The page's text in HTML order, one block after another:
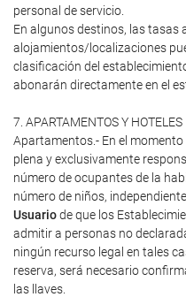
personal de servicio.
En algunos destinos, las tasas
alojamientos/localizaciones
clasificación del
abonarán directamente en el
7. APARTAMENTOS Y HOTELES
Apartamentos.- En el momento
plena y exclusivamente
número de ocupantes de la
número de niños,
Usuariode que los
admitir a personas no
ningún recurso legal en tales
reserva, será necesario
las llaves.